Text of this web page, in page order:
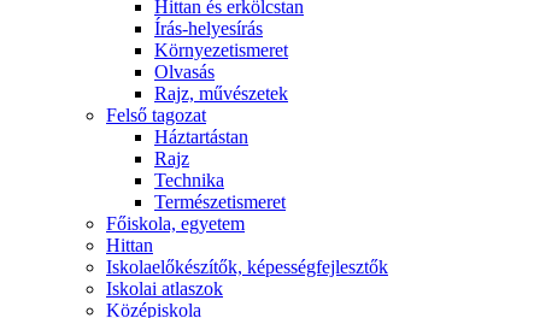
Hittan és erkölcstan
Írás-helyesírás
Környezetismeret
Olvasás
Rajz, művészetek
Felső tagozat
Háztartástan
Rajz
Technika
Természetismeret
Főiskola, egyetem
Hittan
Iskolaelőkészítők, képességfejlesztők
Iskolai atlaszok
Középiskola